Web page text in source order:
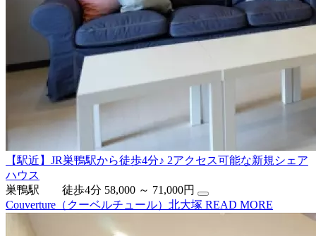
【駅近】JR巣鴨駅から徒歩4分♪ 2アクセス可能な新規シェア
ハウス
巣鴨駅 徒歩4分 58,000 ～ 71,000円
Couverture（クーベルチュール）北大塚 READ MORE